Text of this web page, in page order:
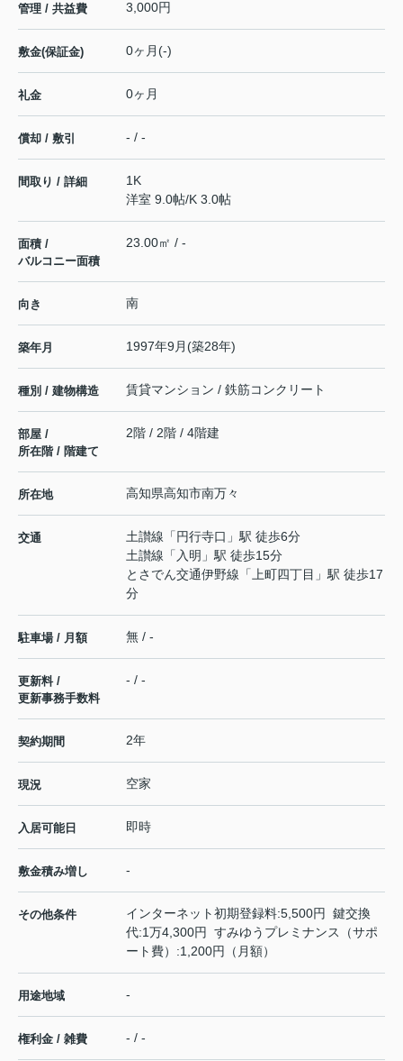
管理 / 共益費 3,000円
敷金(保証金) 0ヶ月(-)
礼金 0ヶ月
償却 / 敷引 - / -
間取り / 詳細
1K
洋室 9.0帖/K 3.0帖
面積 /
バルコニー面積
23.00㎡ / -
向き 南
築年月 1997年9月(築28年)
種別 / 建物構造 賃貸マンション / 鉄筋コンクリート
部屋 /
所在階 / 階建て
2階 / 2階 / 4階建
所在地 高知県高知市南万々
交通 土讃線 「円行寺口 」駅 徒歩6分
土讃線 「 入明 」駅 徒歩15分
とさでん交通伊野線 「 上町四丁目 」駅 徒歩17
分
駐車場 / 月額 無 / -
更新料 /
更新事務手数料
- / -
契約期間 2年
現況 空家
入居可能日 即時
敷金積み増し -
その他条件
インターネット初期登録料:5,500円 鍵交換
代:1万4,300円 すみゆうプレミナンス（サポ
ート費）:1,200円（月額）
用途地域 -
権利金 / 雑費 - / -